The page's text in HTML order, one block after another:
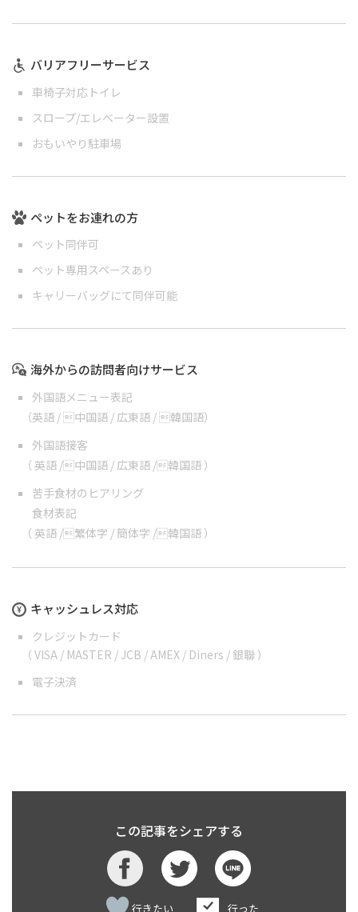
バリアフリーサービス
車椅子対応トイレ
スロープ/エレベーター設置
おもいやり駐車場
ペットをお連れの方
ペット同伴可
ペット専用スペースあり
キャリーバッグにて同伴可能
海外からの訪問者向けサービス
外国語メニュー表記
（英語 /中国語 / 広東語 /韓国語）
外国語接客
（ 英語 /中国語 / 広東語 /韓国語 ）
苦手食材のヒアリング
食材表記
（ 英語 /繁体字 / 簡体字 /韓国語 ）
キャッシュレス対応
クレジットカード
（ VISA / MASTER / JCB / AMEX / Diners / 銀聯 ）
電子決済
この記事をシェアする
行きたい 行った